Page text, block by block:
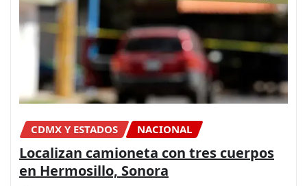
CDMX Y ESTADOS NACIONAL
Localizan camioneta con tres cuerpos
en Hermosillo, Sonora